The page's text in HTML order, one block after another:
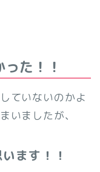
た！！
ていないのかよ
いましたが、
ます！！